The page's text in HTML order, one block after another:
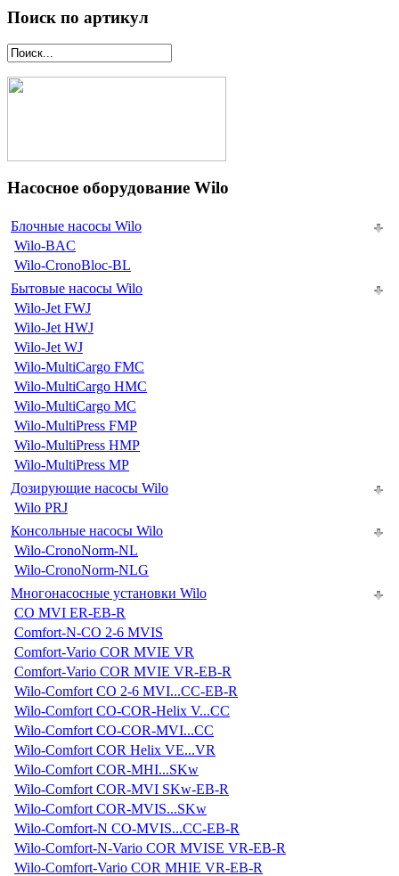
Поиск по артикул
Насосное оборудование Wilo
Блочные насосы Wilo
Wilo-BAC
Wilo-CronoBloc-BL
Бытовые насосы Wilo
Wilo-Jet FWJ
Wilo-Jet HWJ
Wilo-Jet WJ
Wilo-MultiCargo FMC
Wilo-MultiCargo HMC
Wilo-MultiCargo MC
Wilo-MultiPress FMP
Wilo-MultiPress HMP
Wilo-MultiPress MP
Дозирующие насосы Wilo
Wilo PRJ
Консольные насосы Wilo
Wilo-CronoNorm-NL
Wilo-CronoNorm-NLG
Многонасосные установки Wilo
CO MVI ER-EB-R
Comfort-N-CO 2-6 MVIS
Comfort-Vario COR MVIE VR
Comfort-Vario COR MVIE VR-EB-R
Wilo-Comfort CO 2-6 MVI...CC-EB-R
Wilo-Comfort CO-COR-Helix V...CC
Wilo-Comfort CO-COR-MVI...CC
Wilo-Comfort COR Helix VE...VR
Wilo-Comfort COR-MHI...SKw
Wilo-Comfort COR-MVI SKw-EB-R
Wilo-Comfort COR-MVIS...SKw
Wilo-Comfort-N CO-MVIS...CC-EB-R
Wilo-Comfort-N-Vario COR MVISE VR-EB-R
Wilo-Comfort-Vario COR MHIE VR-EB-R